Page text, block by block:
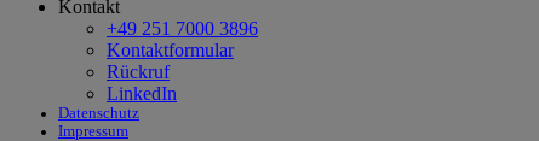
Kontakt
+49 251 7000 3896
Kontaktformular
Rückruf
LinkedIn
Datenschutz
Impressum